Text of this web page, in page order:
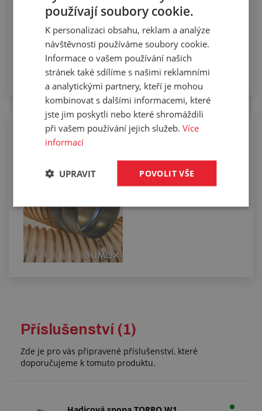
Osazování vzduchotechnických hadic
koncovkami
Příslušenství (1)
Zde je pro vás připravené příslušenství, které
doporučujeme k tomuto produktu.
používají soubory cookie.
K personalizaci obsahu, reklam a analýze
návštěvnosti používáme soubory cookie.
Informace o vašem používání našich
stránek také sdílíme s našimi reklamními
a analytickými partnery, kteří je mohou
kombinovat s dalšími informacemi, které
jste jim poskytli nebo které shromáždili
při vašem používání jejich služeb.Více
informací
POVOLIT VŠE
UPRAVIT